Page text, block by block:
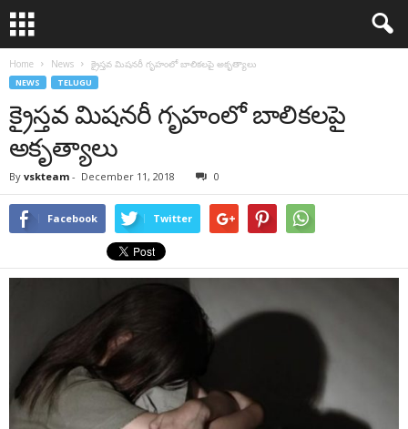
Home News క్రైస్తవ మిషనరీ గృహంలో బాలికలపై అకృత్యాలు
NEWS TELUGU
క్రైస్తవ మిషనరీ గృహంలో బాలికలపై
అకృత్యాలు
By vskteam - December 11, 2018 0
Facebook Twitter